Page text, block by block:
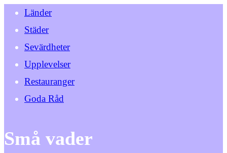
Länder
Städer
Sevärdheter
Upplevelser
Restauranger
Goda Råd
Små vader